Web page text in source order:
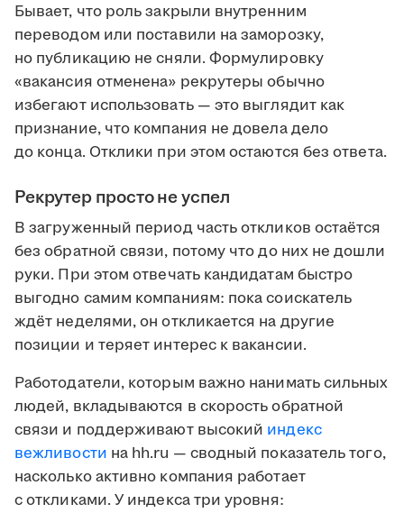
Бывает, что роль закрыли внутренним
переводом или поставили на заморозку,
но публикацию не сняли. Формулировку
«вакансия отменена» рекрутеры обычно
избегают использовать — это выглядит как
признание, что компания не довела дело
до конца. Отклики при этом остаются без ответа.
Рекрутер просто не успел
В загруженный период часть откликов остаётся
без обратной связи, потому что до них не дошли
руки. При этом отвечать кандидатам быстро
выгодно самим компаниям: пока соискатель
ждёт неделями, он откликается на другие
позиции и теряет интерес к вакансии.
Работодатели, которым важно нанимать сильных
людей, вкладываются в скорость обратной
связи и поддерживают высокий индекс
вежливости на hh.ru — сводный показатель того,
насколько активно компания работает
с откликами. У индекса три уровня: